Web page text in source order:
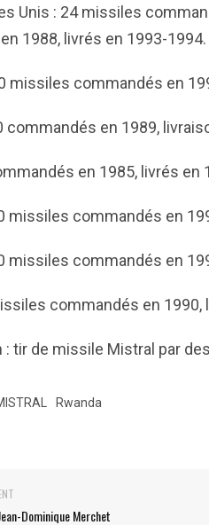
Unis : 24 missiles
1988, livrés en 1993-1994.
missiles commandés en
commandés en 1989,
en 1985, livrés en
missiles commandés en
missiles commandés en
commandés en
: tir de missile Mistral par
Rwanda
Dominique Merchet